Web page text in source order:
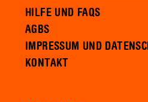
HILFE UND FAQS
AGBS
IMPRESSUM UND
KONTAKT